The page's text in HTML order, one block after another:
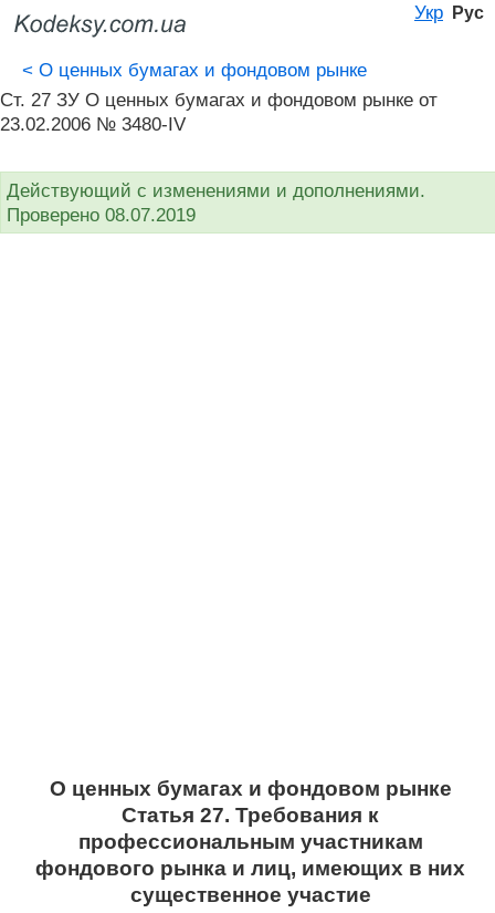
Укр Рус
< О ценных бумагах и фондовом рынке
Ст. 27 ЗУ О ценных бумагах и фондовом рынке от
23.02.2006 № 3480-IV
Действующий с изменениями и дополнениями.
Проверено 08.07.2019
О ценных бумагах и фондовом рынке
Статья 27. Требования к
профессиональным участникам
фондового рынка и лиц, имеющих в них
существенное участие